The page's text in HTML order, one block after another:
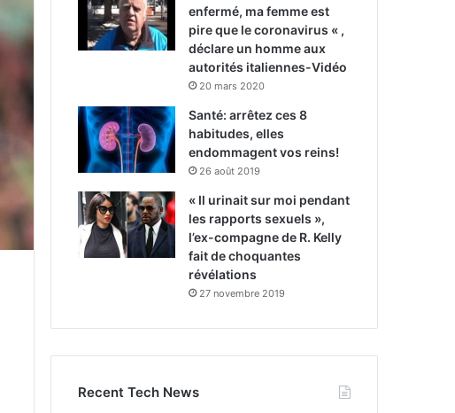
enfermé, ma femme est
pire que le coronavirus « ,
déclare un homme aux
autorités italiennes-Vidéo
20 mars 2020
Santé: arrêtez ces 8
habitudes, elles
endommagent vos reins!
26 août 2019
« Il urinait sur moi pendant
les rapports sexuels »,
l’ex-compagne de R. Kelly
fait de choquantes
révélations
27 novembre 2019
Recent Tech News